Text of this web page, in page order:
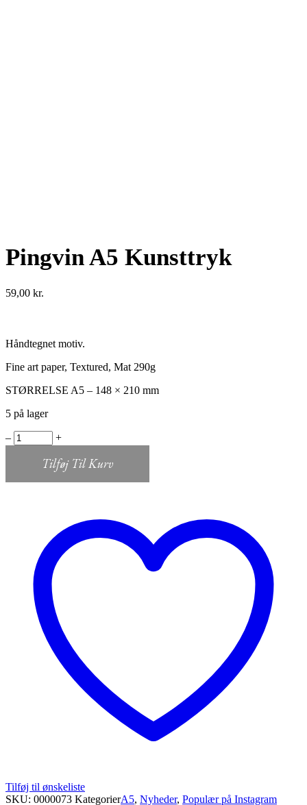
Pingvin A5 Kunsttryk
59,00 kr.
Håndtegnet motiv.
Fine art paper, Textured, Mat 290g
STØRRELSE A5 – 148 × 210 mm
5 på lager
Pingvin
A5
Kunsttryk
‒ +
Tilføj Til Kurv
Tilføj til ønskeliste
SKU: 0000073 KategorierA5, Nyheder, Populær på Instagram